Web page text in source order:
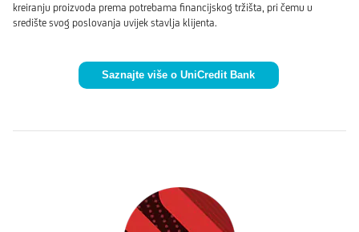
kreiranju proizvoda prema potrebama financijskog tržišta, pri čemu u
središte svog poslovanja uvijek stavlja klijenta.